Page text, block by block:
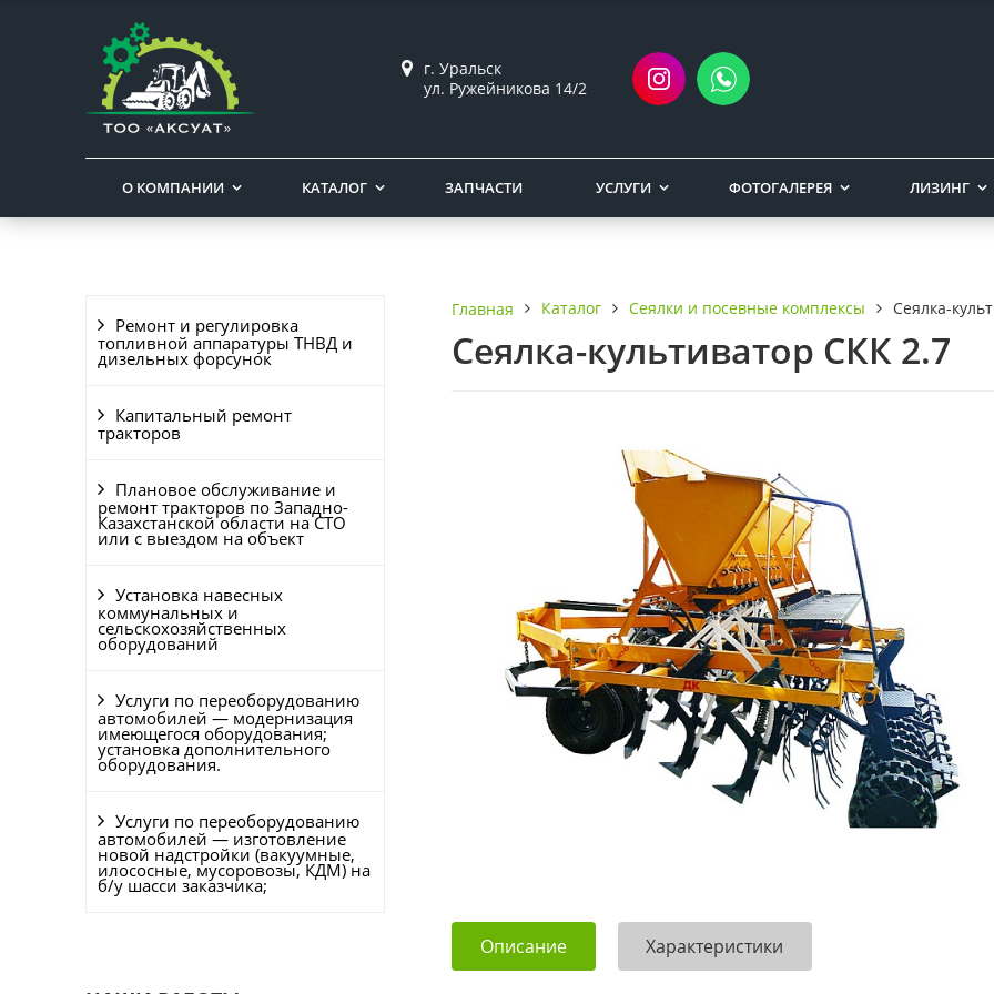
г. Уральск
ул. Ружейникова 14/2
О КОМПАНИИ КАТАЛОГ ЗАПЧАСТИ УСЛУГИ ФОТОГАЛЕРЕЯ ЛИЗИНГ
Ремонт и регулировка
топливной аппаратуры ТНВД и
дизельных форсунок
Капитальный ремонт
тракторов
Плановое обслуживание и
ремонт тракторов по Западно-
Казахстанской области на СТО
или с выездом на объект
Установка навесных
коммунальных и
сельскохозяйственных
оборудований
Услуги по переоборудованию
автомобилей — модернизация
имеющегося оборудования;
установка дополнительного
оборудования.
Услуги по переоборудованию
автомобилей — изготовление
новой надстройки (вакуумные,
илососные, мусоровозы, КДМ) на
б/у шасси заказчика;
Главная Каталог Сеялки и посевные комплексы Сеялка-
Сеялка-культиватор СКК 2.7
Описание Характеристики